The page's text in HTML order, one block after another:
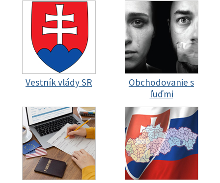
Vestník vlády SR
Obchodovanie s
ľuďmi